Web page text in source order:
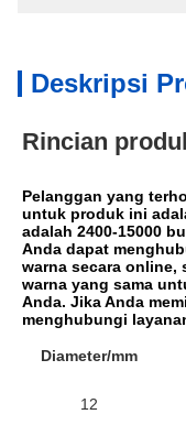
Deskripsi
Rincian
Pelanggan yang
untuk produk ini
adalah 2400-15000
Anda dapat
warna secara online,
warna yang sama
Anda. Jika Anda
menghubungi
Diameter/mm
12